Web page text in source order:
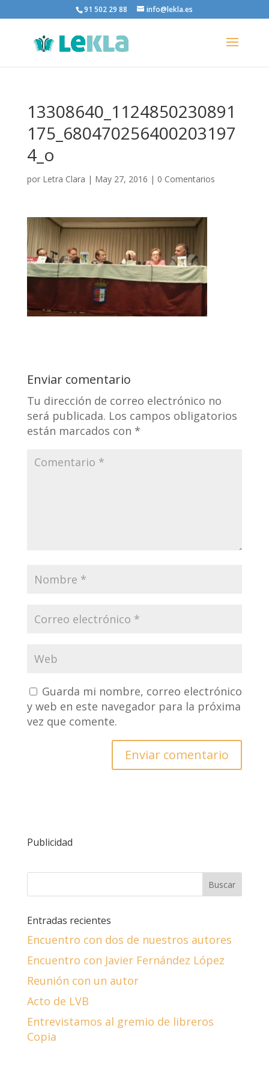
91 502 29 88 info@lekla.es
13308640_1124850230891
175_680470256400203197
4_o
por Letra Clara | May 27, 2016 | 0 Comentarios
Enviar comentario
Tu dirección de correo electrónico no
será publicada. Los campos obligatorios
están marcados con *
Guarda mi nombre, correo electrónico
y web en este navegador para la próxima
vez que comente.
Publicidad
Entradas recientes
Encuentro con dos de nuestros autores
Encuentro con Javier Fernández López
Reunión con un autor
Acto de LVB
Entrevistamos al gremio de libreros
Copia